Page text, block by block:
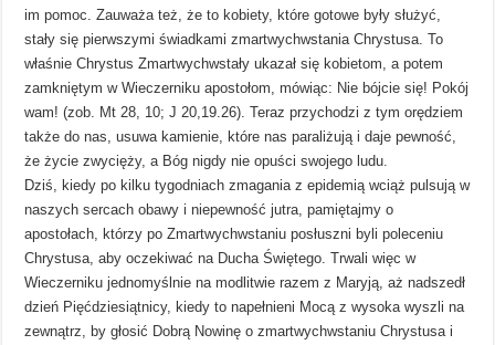
im pomoc. Zauważa też, że to kobiety, które gotowe były służyć,
stały się pierwszymi świadkami zmartwychwstania Chrystusa. To
właśnie Chrystus Zmartwychwstały ukazał się kobietom, a potem
zamkniętym w Wieczerniku apostołom, mówiąc: Nie bójcie się! Pokój
wam! (zob. Mt 28, 10; J 20,19.26). Teraz przychodzi z tym orędziem
także do nas, usuwa kamienie, które nas paraliżują i daje pewność,
że życie zwycięży, a Bóg nigdy nie opuści swojego ludu.
Dziś, kiedy po kilku tygodniach zmagania z epidemią wciąż pulsują w
naszych sercach obawy i niepewność jutra, pamiętajmy o
apostołach, którzy po Zmartwychwstaniu posłuszni byli poleceniu
Chrystusa, aby oczekiwać na Ducha Świętego. Trwali więc w
Wieczerniku jednomyślnie na modlitwie razem z Maryją, aż nadszedł
dzień Pięćdziesiątnicy, kiedy to napełnieni Mocą z wysoka wyszli na
zewnątrz, by głosić Dobrą Nowinę o zmartwychwstaniu Chrystusa i